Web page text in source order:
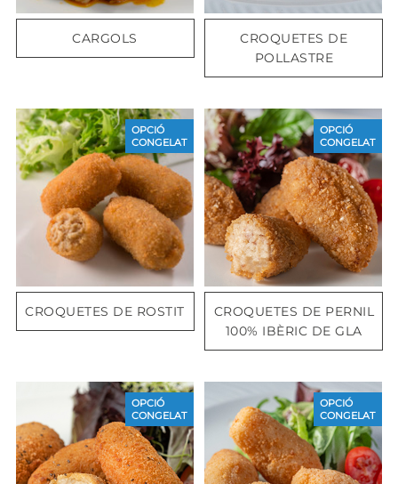
CARGOLS
CROQUETES DE
POLLASTRE
CROQUETES DE ROSTIT
OPCIÓ
CONGELAT
CROQUETES DE PERNIL
100% IBÈRIC DE GLA
OPCIÓ
CONGELAT
OPCIÓ
CONGELAT
OPCIÓ
CONGELAT